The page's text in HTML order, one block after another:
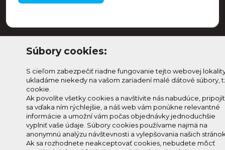
info@knh.sk
Prihlásenie
Zmeniť
nastavenie
Odoberaj Kam na
Horehroní
Prihlás sa na odber a
dostávaj novinky ako prvý
Súbory cookies:
S cieľom zabezpečiť riadne fungovanie tejto webovej
ukladáme niekedy na vašom zariadení malé dátové súbory,
cookie.
Ak povolíte všetky cookies a navštívite nás nabudúce,
sa vďaka ním rýchlejšie, a náš web vám ponúkne relevantné
informácie a umožní vám počas objednávky jednoduchšie
vyplniť vaše údaje. Súbory cookies používame najmä na
anonymnú analýzu návštevnosti a vylepšovania našich
Ak sa rozhodnete neakceptovať cookies, nebudete môcť